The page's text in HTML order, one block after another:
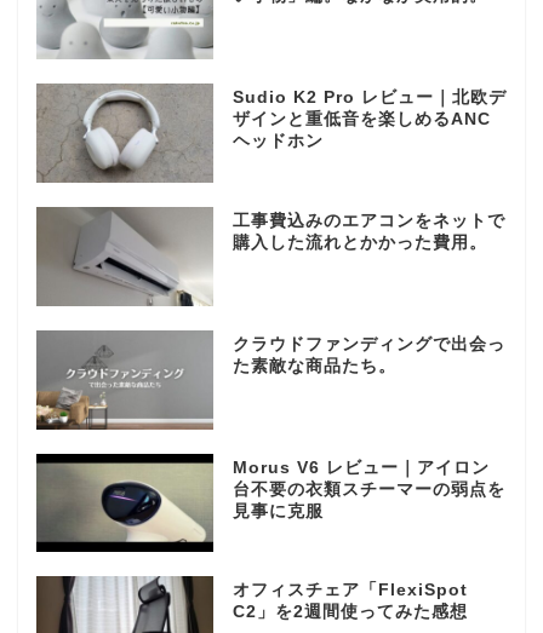
Sudio K2 Pro レビュー｜北欧デ
ザインと重低音を楽しめるANC
ヘッドホン
工事費込みのエアコンをネットで
購入した流れとかかった費用。
クラウドファンディングで出会っ
た素敵な商品たち。
Morus V6 レビュー｜アイロン
台不要の衣類スチーマーの弱点を
見事に克服
オフィスチェア「FlexiSpot
C2」を2週間使ってみた感想